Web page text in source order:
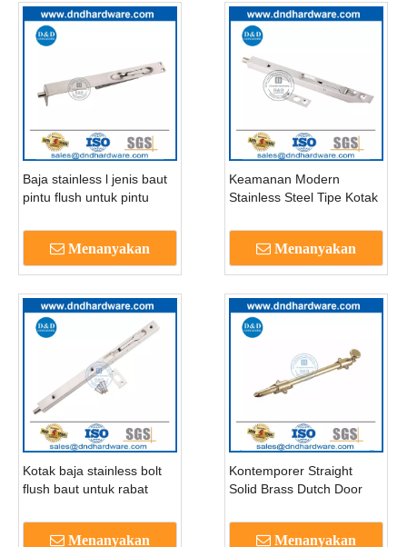
Baja stainless l jenis baut
pintu flush untuk pintu
Menanyakan
Keamanan Modern
Stainless Steel Tipe Kotak
DDDB007
Menanyakan
Kotak baja stainless bolt
flush baut untuk rabat
Menanyakan
Kontemporer Straight
Solid Brass Dutch Door
DDDB009
Menanyakan